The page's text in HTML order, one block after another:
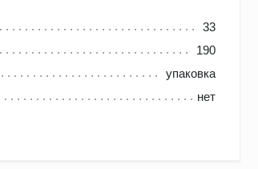
33
190
упаковка
нет